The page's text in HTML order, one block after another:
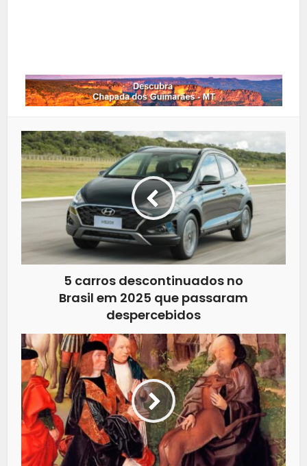
5 carros descontinuados no
Brasil em 2025 que passaram
despercebidos